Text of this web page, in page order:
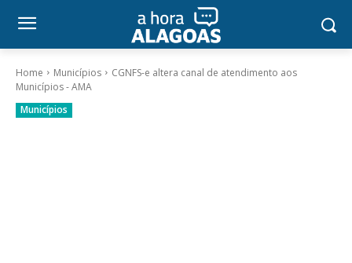
Home Municípios
CGNFS-e altera canal de atendimento aos
Municípios - AMA
Municípios